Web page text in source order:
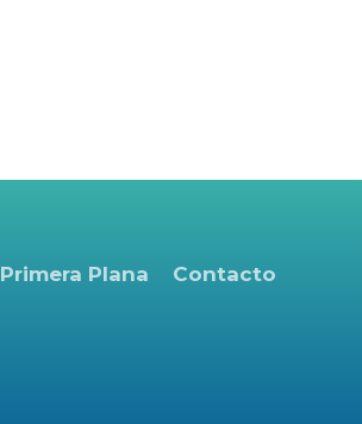
Primera Plana Contacto